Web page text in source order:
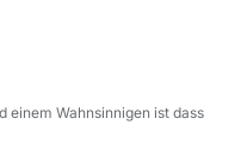
einem Wahnsinnigen ist dass